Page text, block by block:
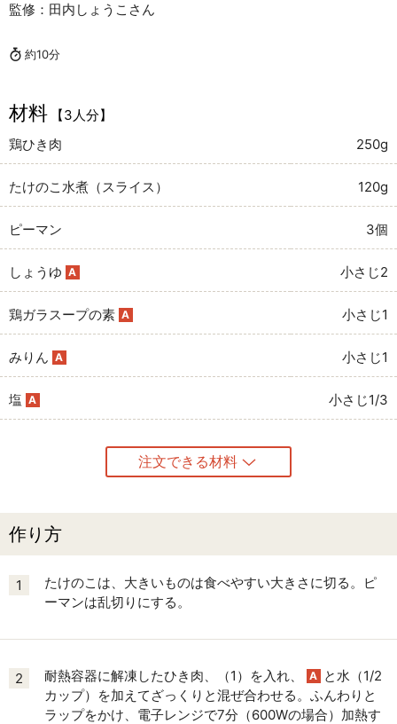
監修：田内しょうこさん
約10分
材料
【3人分】
鶏ひき肉
250g
たけのこ水煮（スライス） 120g
ピーマン 3個
しょうゆ A 小さじ2
鶏ガラスープの素 A 小さじ1
みりん A 小さじ1
塩 A 小さじ1/3
注文できる材料
作り方
1
たけのこは、大きいものは食べやすい大きさに切る。ピ
ーマンは乱切りにする。
2 耐熱容器に解凍したひき肉、（1）を入れ、 A と水（1/2
カップ）を加えてざっくりと混ぜ合わせる。ふんわりと
ラップをかけ、電子レンジで7分（600Wの場合）加熱す